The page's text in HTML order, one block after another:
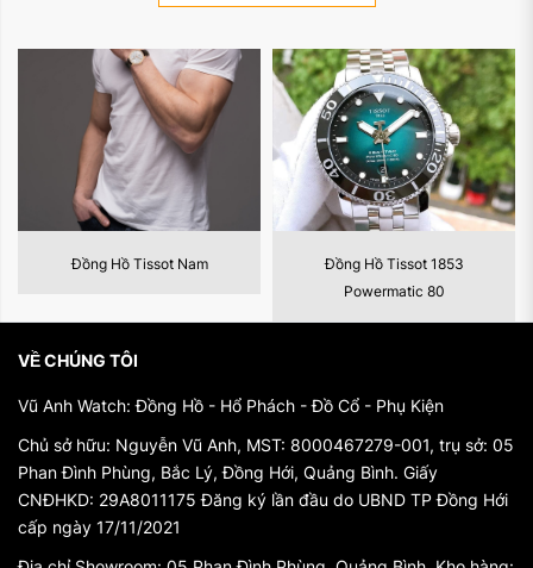
1. Thiết kế thanh lịch và nữ tính
Mỗi mẫu Đồng Hồ Tissot Nữ được chăm chút đến từng chi
tiết, tạo nên vẻ nữ tính và thanh lịch cho người đeo. Tissot
luôn hướng đến sự tối giản và tinh tế trong thiết kế, từ vỏ
đồng hồ mỏng nhẹ đến mặt đồng hồ với các chỉ số và kim
mảnh mai. Với nhiều mẫu mã và phong cách khác nhau,
đồng hồ Tissot Nữ thích hợp cho nhiều dịp, từ công việc đến
dự tiệc và thậm chí cả các hoạt động thể thao nhẹ nhàng.
2. Chất lượng đồng hồ Thụy Sĩ
Tissot là một trong những thương hiệu đồng hồ Thụy Sĩ uy
sản xuất tại đất nước nổi tiếng về chế tác đồng hồ, với sự
chăm sóc kỹ lưỡng từ các nghệ nhân có tay nghề cao. Bộ
động ổn định của đồng hồ, giúp người dùng yên tâm sử
dụng trong nhiều năm mà không cần lo lắng về hiệu suất.
3. Đa dạng về mẫu mã và tính năng
Đồng Hồ Tissot 1853
Đồng Hồ Tissot Nữ
VỀ CHÚNG TÔI
Vũ Anh Watch: Đồng Hồ - Hổ Phách - Đồ Cổ - Phụ Kiện
Chủ sở hữu: Nguyễn Vũ Anh, MST: 8000467279-001, trụ sở: 05
Phan Đình Phùng, Bắc Lý, Đồng Hới, Quảng Bình. Giấy
CNĐHKD: 29A8011175 Đăng ký lần đầu do UBND TP Đồng Hới
cấp ngày 17/11/2021